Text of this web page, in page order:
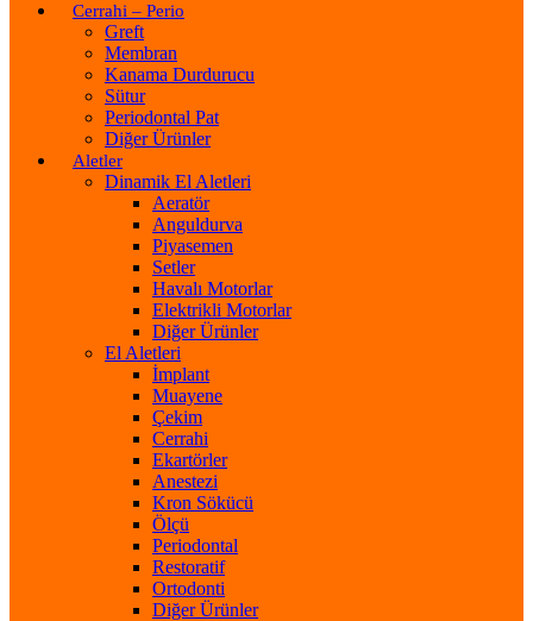
Cerrahi – Perio
Greft
Membran
Kanama Durdurucu
Sütur
Periodontal Pat
Diğer Ürünler
Aletler
Dinamik El Aletleri
Aeratör
Anguldurva
Piyasemen
Setler
Havalı Motorlar
Elektrikli Motorlar
Diğer Ürünler
El Aletleri
İmplant
Muayene
Çekim
Cerrahi
Ekartörler
Anestezi
Kron Sökücü
Ölçü
Periodontal
Restoratif
Ortodonti
Diğer Ürünler